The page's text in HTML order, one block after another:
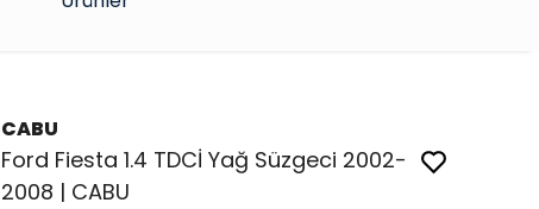
CABU
Ford Fiesta 1.4 TDCİ Yağ Süzgeci 2002-
2008 | CABU